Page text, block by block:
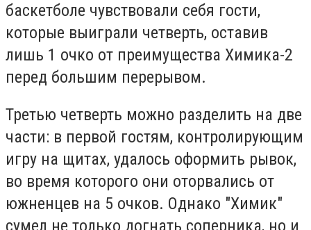
баскетболе чувствовали себя гости,
которые выиграли четверть, оставив
лишь 1 очко от преимущества Химика-2
перед большим перерывом.
Третью четверть можно разделить на две
части: в первой гостям, контролирующим
игру на щитах, удалось оформить рывок,
во время которого они оторвались от
южненцев на 5 очков. Однако "Химик"
сумел не только догнать соперника, но и